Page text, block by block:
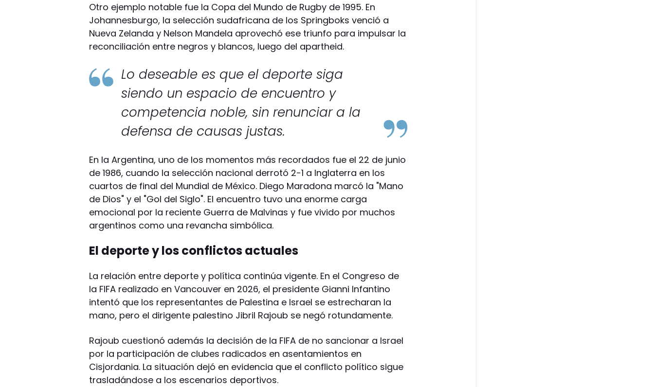
Otro ejemplo notable fue la Copa del Mundo de Rugby de 1995. En
Johannesburgo, la selección sudafricana de los Springboks venció a
Nueva Zelanda y Nelson Mandela aprovechó ese triunfo para impulsar la
reconciliación entre negros y blancos, luego del apartheid.
Lo deseable es que el deporte siga
siendo un espacio de encuentro y
competencia noble, sin renunciar a la
defensa de causas justas.
En la Argentina, uno de los momentos más recordados fue el 22 de junio
de 1986, cuando la selección nacional derrotó 2-1 a Inglaterra en los
cuartos de final del Mundial de México. Diego Maradona marcó la "Mano
de Dios" y el "Gol del Siglo". El encuentro tuvo una enorme carga
emocional por la reciente Guerra de Malvinas y fue vivido por muchos
argentinos como una revancha simbólica.
El deporte y los conflictos actuales
La relación entre deporte y política continúa vigente. En el Congreso de
la FIFA realizado en Vancouver en 2026, el presidente Gianni Infantino
intentó que los representantes de Palestina e Israel se estrecharan la
mano, pero el dirigente palestino Jibril Rajoub se negó rotundamente.
Rajoub cuestionó además la decisión de la FIFA de no sancionar a Israel
por la participación de clubes radicados en asentamientos en
Cisjordania. La situación dejó en evidencia que el conflicto político sigue
trasladándose a los escenarios deportivos.